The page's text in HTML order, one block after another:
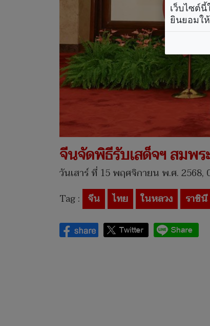
จีนจัดพิธีรับเสด็จฯ สมพร
วันเสาร์ ที่ 15 พฤศจิกายน พ.ศ. 2568,
Tag : จีน ไทย ในหลวง ราชินี
เว็บไซต์
ยินยอมใ